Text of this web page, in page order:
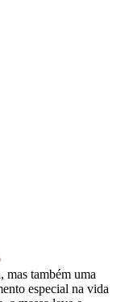
mas também uma
especial na vida